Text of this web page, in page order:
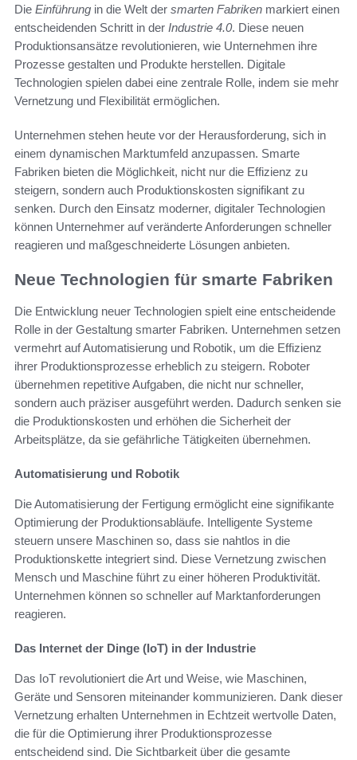
Die Einführung in die Welt der smarten Fabriken markiert einen
entscheidenden Schritt in der Industrie 4.0. Diese neuen
Produktionsansätze revolutionieren, wie Unternehmen ihre
Prozesse gestalten und Produkte herstellen. Digitale
Technologien spielen dabei eine zentrale Rolle, indem sie mehr
Vernetzung und Flexibilität ermöglichen.
Unternehmen stehen heute vor der Herausforderung, sich in
einem dynamischen Marktumfeld anzupassen. Smarte
Fabriken bieten die Möglichkeit, nicht nur die Effizienz zu
steigern, sondern auch Produktionskosten signifikant zu
senken. Durch den Einsatz moderner, digitaler Technologien
können Unternehmer auf veränderte Anforderungen schneller
reagieren und maßgeschneiderte Lösungen anbieten.
Neue Technologien für smarte Fabriken
Die Entwicklung neuer Technologien spielt eine entscheidende
Rolle in der Gestaltung smarter Fabriken. Unternehmen setzen
vermehrt auf Automatisierung und Robotik, um die Effizienz
ihrer Produktionsprozesse erheblich zu steigern. Roboter
übernehmen repetitive Aufgaben, die nicht nur schneller,
sondern auch präziser ausgeführt werden. Dadurch senken sie
die Produktionskosten und erhöhen die Sicherheit der
Arbeitsplätze, da sie gefährliche Tätigkeiten übernehmen.
Automatisierung und Robotik
Die Automatisierung der Fertigung ermöglicht eine signifikante
Optimierung der Produktionsabläufe. Intelligente Systeme
steuern unsere Maschinen so, dass sie nahtlos in die
Produktionskette integriert sind. Diese Vernetzung zwischen
Mensch und Maschine führt zu einer höheren Produktivität.
Unternehmen können so schneller auf Marktanforderungen
reagieren.
Das Internet der Dinge (IoT) in der Industrie
Das IoT revolutioniert die Art und Weise, wie Maschinen,
Geräte und Sensoren miteinander kommunizieren. Dank dieser
Vernetzung erhalten Unternehmen in Echtzeit wertvolle Daten,
die für die Optimierung ihrer Produktionsprozesse
entscheidend sind. Die Sichtbarkeit über die gesamte